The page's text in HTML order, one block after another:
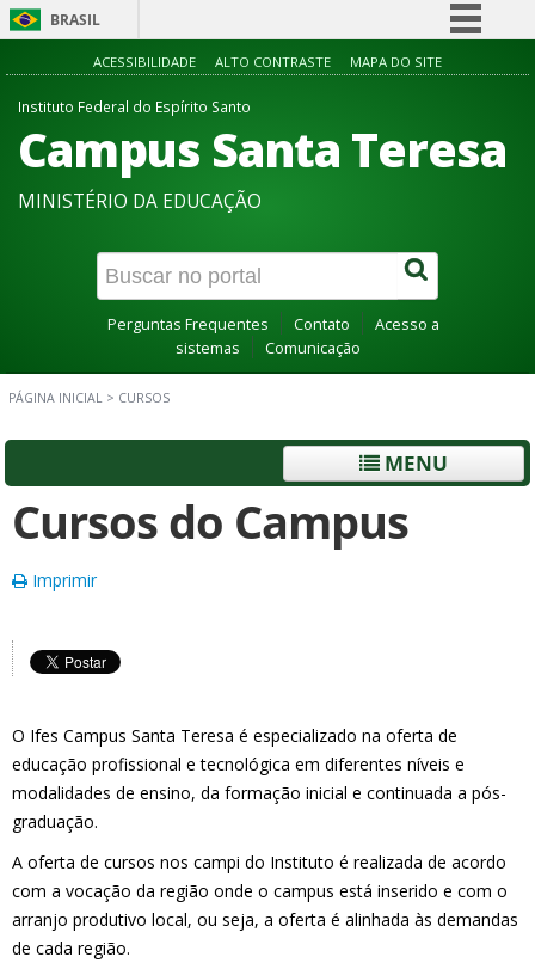
BRASIL
Simplifique!
Participe
Acesso à informação
Canais
ACESSIBILIDADE ALTO CONTRASTE MAPA DO SITE
Instituto Federal do Espírito Santo
Campus Santa Teresa
MINISTÉRIO DA EDUCAÇÃO
Perguntas Frequentes Contato
Acesso a
sistemas
Comunicação
PÁGINA INICIAL > CURSOS
MENU
Cursos do Campus
Imprimir
O Ifes Campus Santa Teresa é especializado na oferta de
educação profissional e tecnológica em diferentes níveis e
modalidades de ensino, da formação inicial e continuada a pós-
graduação.
A oferta de cursos nos campi do Instituto é realizada de acordo
com a vocação da região onde o campus está inserido e com o
arranjo produtivo local, ou seja, a oferta é alinhada às demandas
de cada região.